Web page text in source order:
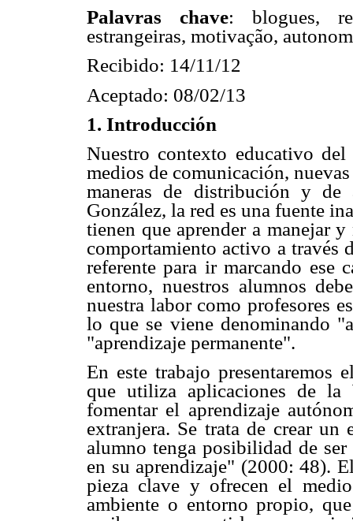
Palavras chave: blogues,
estrangeiras, motivação,
Recibido: 14/11/12
Aceptado: 08/02/13
1. Introducción
Nuestro contexto educativo
medios de comunicación,
maneras de distribución y
González, la red es una fuente
tienen que aprender a manejar
comportamiento activo a través
referente para ir marcando ese
entorno, nuestros alumnos
nuestra labor como profesores
lo que se viene denominando
"aprendizaje permanente".
En este trabajo presentaremos
que utiliza aplicaciones de la
fomentar el aprendizaje
extranjera. Se trata de crear
alumno tenga posibilidad de
en su aprendizaje" (2000: 48).
pieza clave y ofrecen el
ambiente o entorno propio,